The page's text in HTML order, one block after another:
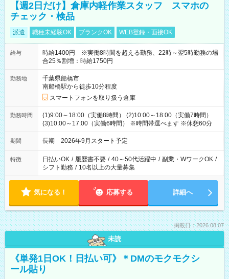
【週2日だけ】倉庫内軽作業スタッフ スマホの
チェック・検品
派遣 職種未経験OK ブランクOK WEB登録・面接OK
給与
時給1400円 ※実働8時間を超える勤務、22時～翌5時勤務の場
合25％割増：時給1750円
勤務地
千葉県船橋市
南船橋駅から徒歩10分程度
スマートフォンを取り扱う倉庫
勤務時間
(1)9:00～18:00（実働8時間） (2)10:00～18:00（実働7時間）
(3)10:00～17:00（実働6時間） ※時間帯選べます ※休憩60分
期間 長期 2026年9月スタート予定
特徴 日払いOK / 履歴書不要 / 40～50代活躍中 / 副業・WワークOK /
シフト勤務 / 10名以上の大量募集
気になる！ 応募する 詳細へ
掲載日：2026.08.07
未読
《単発1日OK！日払い可》＊DMのモクモクシ
ール貼り